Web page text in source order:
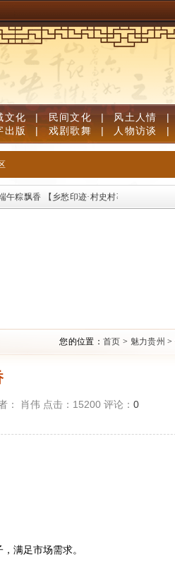
文化 | 民间文化 | 风土人情 |
出版 | 戏剧歌舞 | 人物访谈 |
粽飘香 【乡愁印迹·村史村事】兴义市安章
您的位置： 首页 > 魅力贵州 >
： 肖伟 点击： 15200 评论： 0
满足市场需求。